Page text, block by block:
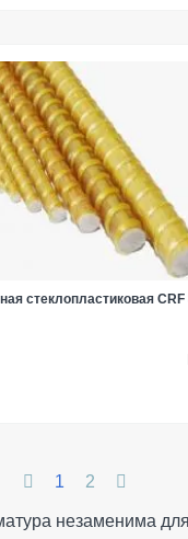
стеклопластиковая
1 2
незаменима